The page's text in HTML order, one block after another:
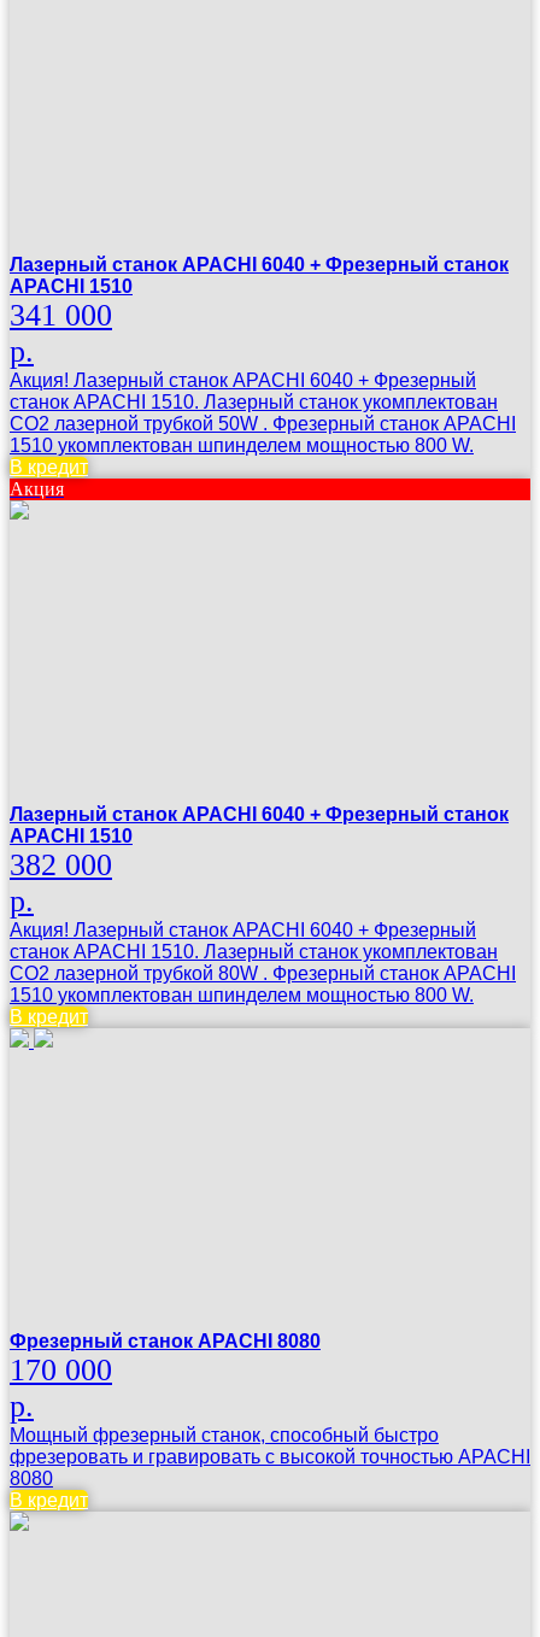
Лазерный станок APACHI 6040 + Фрезерный станок
APACHI 1510
341 000
р.
Акция! Лазерный станок APACHI 6040 + Фрезерный
станок APACHI 1510. Лазерный станок укомплектован
CO2 лазерной трубкой 50W . Фрезерный станок APACHI
1510 укомплектован шпинделем мощностью 800 W.
В кредит
Акция
Лазерный станок APACHI 6040 + Фрезерный станок
APACHI 1510
382 000
р.
Акция! Лазерный станок APACHI 6040 + Фрезерный
станок APACHI 1510. Лазерный станок укомплектован
CO2 лазерной трубкой 80W . Фрезерный станок APACHI
1510 укомплектован шпинделем мощностью 800 W.
В кредит
Фрезерный станок APACHI 8080
170 000
р.
Мощный фрезерный станок, способный быстро
фрезеровать и гравировать с высокой точностью APACHI
8080
В кредит